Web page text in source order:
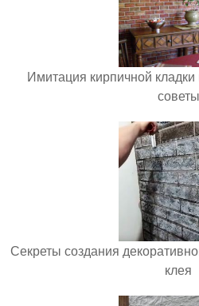
Имитация кирпичной кладки
советы
Секреты создания
клея